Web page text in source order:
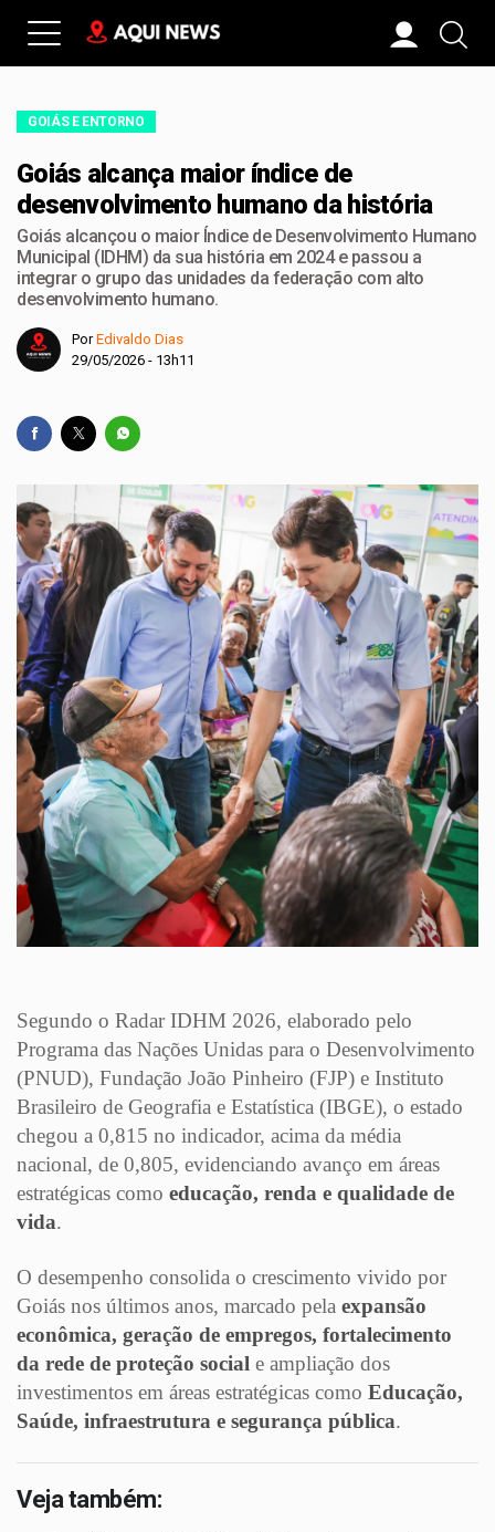
GOIÁS E ENTORNO
Goiás alcança maior índice de
desenvolvimento humano da história
Goiás alcançou o maior Índice de Desenvolvimento Humano
Municipal (IDHM) da sua história em 2024 e passou a
integrar o grupo das unidades da federação com alto
desenvolvimento humano.
PorEdivaldo Dias
29/05/2026 - 13h11
Segundo o Radar IDHM 2026, elaborado pelo
Programa das Nações Unidas para o Desenvolvimento
(PNUD), Fundação João Pinheiro (FJP) e Instituto
Brasileiro de Geografia e Estatística (IBGE), o estado
chegou a 0,815 no indicador, acima da média
nacional, de 0,805, evidenciando avanço em áreas
estratégicas como educação, renda e qualidade de
vida.
O desempenho consolida o crescimento vivido por
Goiás nos últimos anos, marcado pela expansão
econômica, geração de empregos, fortalecimento
da rede de proteção social e ampliação dos
investimentos em áreas estratégicas como Educação,
Saúde, infraestrutura e segurança pública.
Veja também: